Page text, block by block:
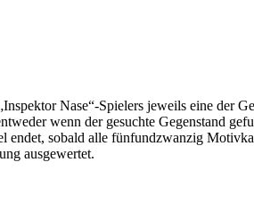
Nase“-Spielers jeweils eine der
wenn der gesuchte Gegenstand
sobald alle fünfundzwanzig
ausgewertet.